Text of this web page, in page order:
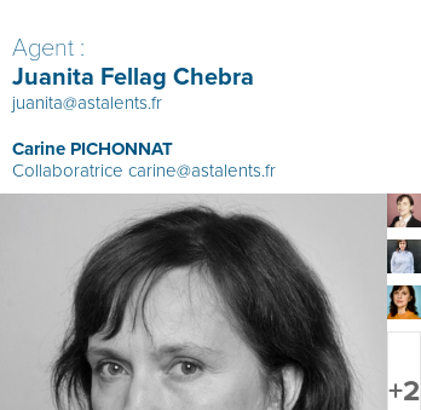
Agent :
Juanita Fellag Chebra
juanita@astalents.fr
Carine PICHONNAT
Collaboratrice carine@astalents.fr
+2